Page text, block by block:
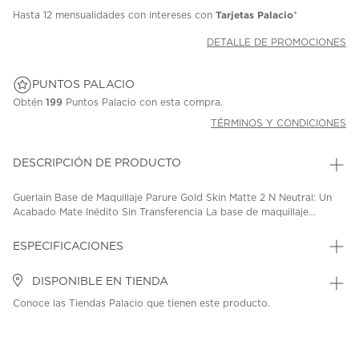
Hasta 12 mensualidades con intereses con Tarjetas Palacio*
DETALLE DE PROMOCIONES
PUNTOS PALACIO
Obtén 199 Puntos Palacio con esta compra.
TÉRMINOS Y CONDICIONES
DESCRIPCIÓN DE PRODUCTO
Guerlain Base de Maquillaje Parure Gold Skin Matte 2 N Neutral: Un
Acabado Mate Inédito Sin Transferencia La base de maquillaje...
ESPECIFICACIONES
DISPONIBLE EN TIENDA
Conoce las Tiendas Palacio que tienen este producto.